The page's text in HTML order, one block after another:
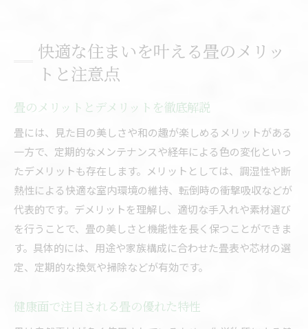
快適な住まいを叶える畳のメリッ
トと注意点
畳のメリットとデメリットを徹底解説
畳には、見た目の美しさや和の趣が楽しめるメリットがある
一方で、定期的なメンテナンスや経年による色の変化といっ
たデメリットも存在します。メリットとしては、調湿性や断
熱性による快適な室内環境の維持、転倒時の衝撃吸収などが
代表的です。デメリットを理解し、適切な手入れや素材選び
を行うことで、畳の美しさと機能性を長く保つことができま
す。具体的には、用途や家族構成に合わせた畳表や芯材の選
定、定期的な換気や掃除などが有効です。
健康面で注目される畳の優れた特性